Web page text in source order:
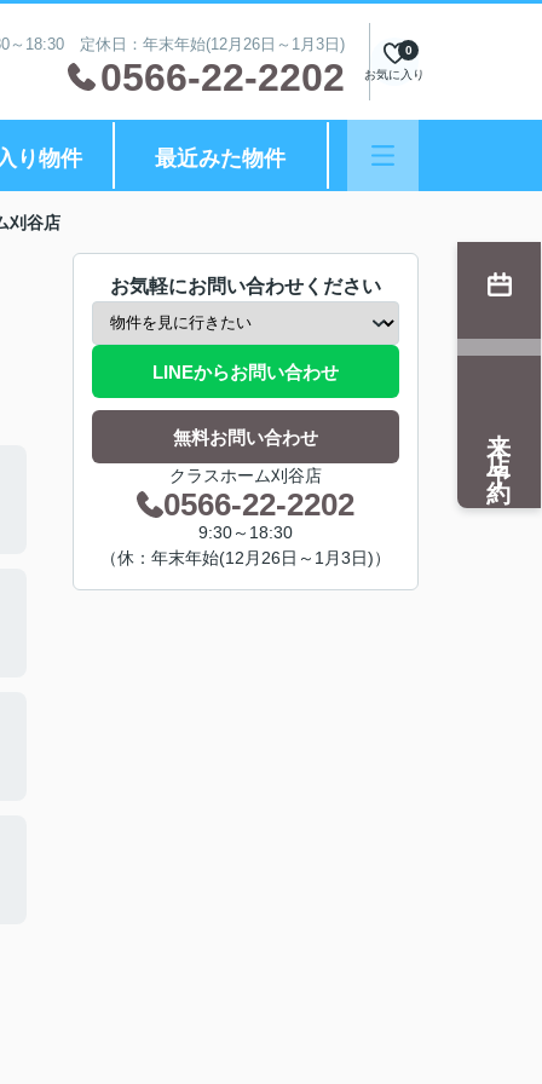
～18:30 定休日：年末年始(12月26日～1月3日)
0566-22-2202 お気に入り
0
り物件 最近みた物件
刈谷店
お気軽にお問い合わせください
LINEからお問い合わせ
無料お問い合わせ
クラスホーム刈谷店
0566-22-2202
9:30～18:30
（休：年末年始(12月26日～1月3日)）
来店予約